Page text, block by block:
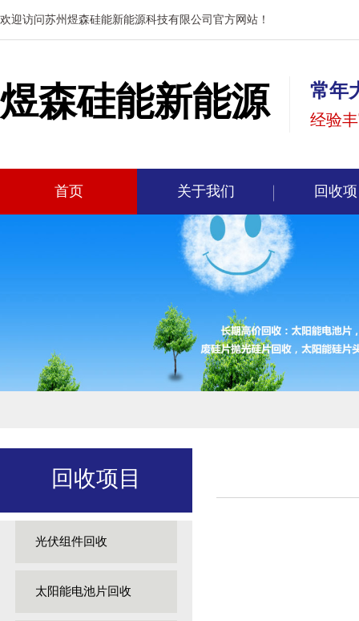
欢迎访问苏州煜森硅能新能源科技有限公司官方网站！
煜森硅能新能源 常年
经验
首页 关于我们 回收
回收项目
光伏组件回收
太阳能电池片回收